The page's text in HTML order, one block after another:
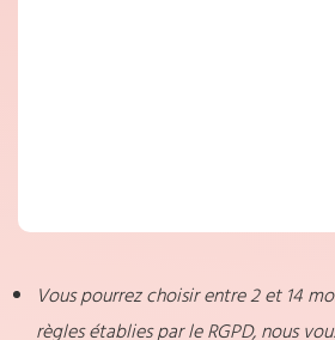
Vous pourrez choisir entre 2 et 14
règles établies par le RGPD, nous